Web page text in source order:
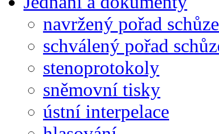
navržený pořad schůze
schválený pořad
stenoprotokoly
sněmovní tisky
ústní interpelace